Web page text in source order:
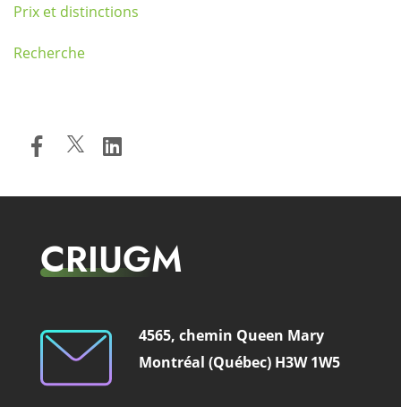
Prix et distinctions
Recherche
CRIUGM
4565, chemin Queen Mary
Montréal (Québec) H3W 1W5